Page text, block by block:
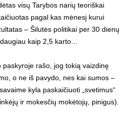
visų Tarybos narių teoriškai
pagal kas mėnesį kurui
– Šilutės politikai per 30 dienų
kaip 2,5 karto…
paskyroje rašo, jog tokią vaizdinę
o ne iš pavydo, nes kai sumos –
kyla paskaičiuoti „svetimus“
ir mokesčių mokėtojų, pinigus).